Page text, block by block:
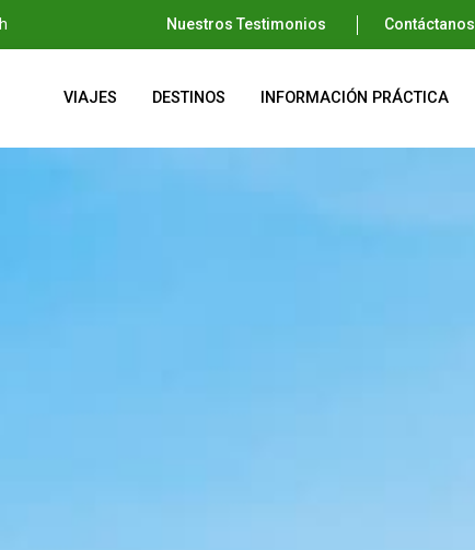
Nuestros Testimonios Contáctanos
VIAJES DESTINOS INFORMACIÓN PRÁCTICA